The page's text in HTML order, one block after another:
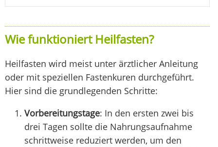
Wie funktioniert Heilfasten?
Heilfasten wird meist unter ärztlicher Anleitung
oder mit speziellen Fastenkuren durchgeführt.
Hier sind die grundlegenden Schritte:
Vorbereitungstage: In den ersten zwei bis
drei Tagen sollte die Nahrungsaufnahme
schrittweise reduziert werden, um den